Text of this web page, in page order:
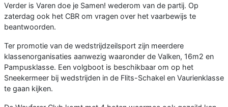
Verder is Varen doe je Samen! wederom van de partij. Op
zaterdag ook het CBR om vragen over het vaarbewijs te
beantwoorden.
Ter promotie van de wedstrijdzeilsport zijn meerdere
klassenorganisaties aanwezig waaronder de Valken, 16m2 en
Pampusklasse. Een volgboot is beschikbaar om op het
Sneekermeer bij wedstrijden in de Flits-Schakel en Vaurienklasse
te gaan kijken.